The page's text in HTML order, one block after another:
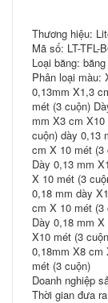
Thương hiệu:
Mã số: LT-TFL-
Loại băng:
Phân loại màu:
0,13mm X1,3
mét (3 cuộn)
mm X3 cm
cuộn) dày 0,13
cm X 10 mét (3
Dày 0,13 mm
X 10 mét (3
0,18 mm dày
cm X 10 mét (3
Dày 0,18 mm
X10 mét (3
0,18mm X8 cm
mét (3 cuộn)
Doanh nghiệp
Thời gian đưa